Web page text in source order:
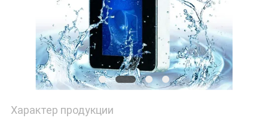
Характер продукции